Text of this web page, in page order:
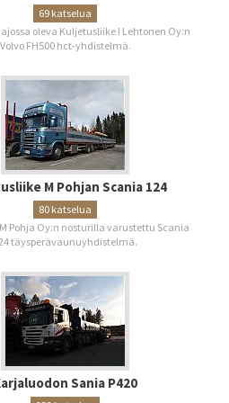
69 katselua
oleva Kuljetusliike I Lehtonen Oy:n
Volvo FH500 hct-yhdistelmä.
M Pohjan Scania 124
80 katselua
Pohja Oy:n nosturilla varustettu Scania
täysperävaunuyhdistelmä.
Sania P420